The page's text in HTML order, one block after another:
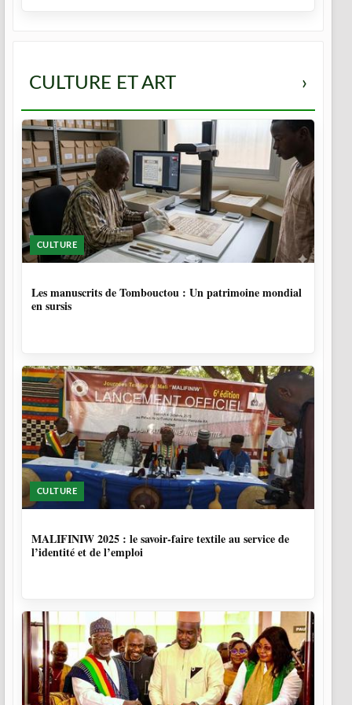
CULTURE ET ART ›
CULTURE
Les manuscrits de Tombouctou : Un patrimoine mondial
en sursis
CULTURE
MALIFINIW 2025 : le savoir-faire textile au service de
l’identité et de l’emploi